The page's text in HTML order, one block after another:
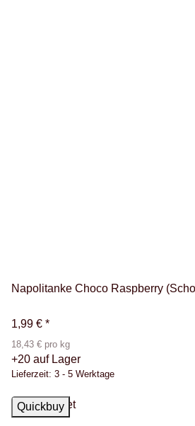
Napolitanke Choco Raspberry
1,99 € *
18,43 € pro kg
+20 auf Lager
Lieferzeit: 3 - 5 Werktage
Quickbuy
Top bewertet